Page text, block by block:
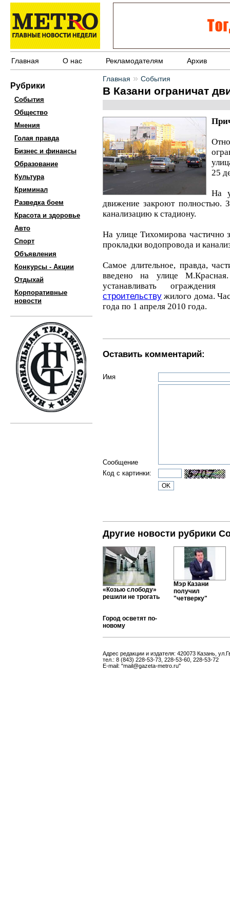
Главная О нас Рекламодателям Архив
Рубрики
События
Общество
Мнения
Голая правда
Бизнес и финансы
Образование
Культура
Криминал
Разведка боем
Красота и здоровье
Авто
Спорт
Объявления
Конкурсы - Акции
Отдыхай
Корпоративные
новости
Главная » События
В Казани ограничат
25
На
движение закроют полностью.
канализацию к стадиону.
На улице Тихомирова
прокладки водопровода и
Самое длительное, правда,
введено на улице
устанавливать
строительству жилого дома.
года по 1 апреля 2010 года.
Оставить комментарий:
Имя
Сообщение
Код с картинки:
Другие новости рубрики
«Козью слободу»
решили не трогать
Мэр Казани
получил
"четверку"
Город осветят по-
новому
Адрес редакции и издателя: 420073 Казань,
тел.: 8 (843) 228-53-73, 228-53-60, 228-53-72
E-mail: "mail@gazeta-metro.ru"